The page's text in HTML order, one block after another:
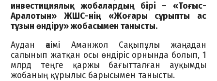
инвестициялық жобалардың бірі – «Тоғыс-
Аралотын» ЖШС-нің «Жоғары сұрыпты ас
тұзын өндіру» жобасымен танысты.
Аудан әкімі Аманжол Сақыпұлы жаңадан
салынып жатқан осы өндіріс орнында болып, 1
млрд теңге қаржы бағытталған ауқымды
жобаның құрылыс барысымен танысты.